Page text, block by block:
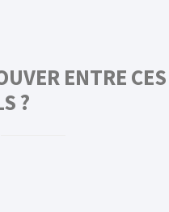
ENTRE CES
?